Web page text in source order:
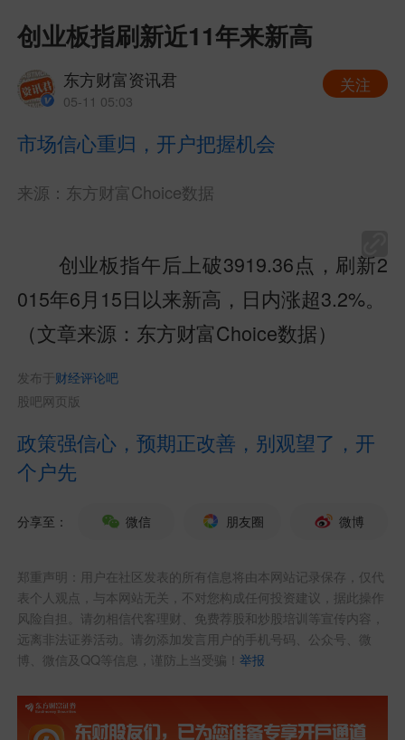
创业板指刷新近11年来新高
东方财富资讯君
05-11 05:03
关注
市场信心重归，开户把握机会
来源：东方财富Choice数据
创业板指午后上破3919.36点，刷新2
015年6月15日以来新高，日内涨超3.2%。
（文章来源：东方财富Choice数据）
发布于 财经评论吧
股吧网页版
政策强信心，预期正改善，别观望了，开
个户先
分享至： 微信 朋友圈 微博
郑重声明：用户在社区发表的所有信息将由本网站记录保存，仅代
表个人观点，与本网站无关，不对您构成任何投资建议，据此操作
风险自担。请勿相信代客理财、免费荐股和炒股培训等宣传内容，
远离非法证券活动。请勿添加发言用户的手机号码、公众号、微
博、微信及QQ等信息，谨防上当受骗！举报